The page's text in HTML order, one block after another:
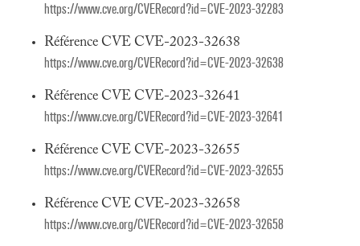
https://www.cve.org/CVERecord?id=CVE-2023-32283
Référence CVE CVE-2023-32638
https://www.cve.org/CVERecord?id=CVE-2023-32638
Référence CVE CVE-2023-32641
https://www.cve.org/CVERecord?id=CVE-2023-32641
Référence CVE CVE-2023-32655
https://www.cve.org/CVERecord?id=CVE-2023-32655
Référence CVE CVE-2023-32658
https://www.cve.org/CVERecord?id=CVE-2023-32658